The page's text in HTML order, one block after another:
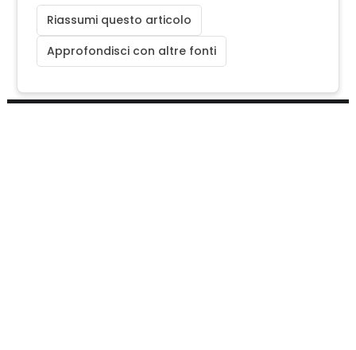
Riassumi questo articolo
Approfondisci con altre fonti